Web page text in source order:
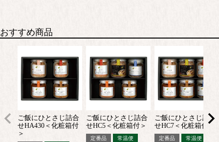
おすすめ商品
ご飯にひとさじ詰合
せHA430＜化粧箱付
＞
ご飯にひとさじ詰合
せHC5＜化粧箱付＞
定番品 常温便
ご飯にひとさじ詰合
せHC7＜化粧箱付＞
定番品 常温便